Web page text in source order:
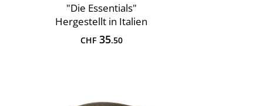
"Die Essentials"
Hergestellt in Italien
CHF35.50